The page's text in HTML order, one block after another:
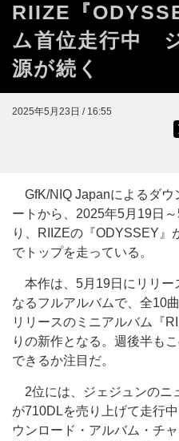
RIIZE『
ム首位走行中
源が続く
2025年5月23日 / 16:55
GfK/NIQ Japanによるダウ
ートから、2025年5月19日
り、RIIZEの『ODYSSEY』
でトップを走っている。
本作は、5月19日にリリー
なるフルアルバムで、全10
リリースのミニアルバム『
りの新作となる。週後半も
できるか注目だ。
2位には、ジェジュンのニ
が710DLを売り上げて走行
ウンロード・アルバム・チ